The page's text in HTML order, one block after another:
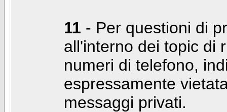
11 - Per questioni di
all'interno dei topic di
numeri di telefono,
espressamente
messaggi privati.